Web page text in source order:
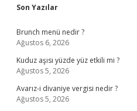
Sidebar
Son Yazılar
Brunch menü nedir ?
Ağustos 6, 2026
Kuduz aşısı yüzde yüz etkili mi ?
Ağustos 5, 2026
Avarız-i divaniye vergisi nedir ?
Ağustos 5, 2026